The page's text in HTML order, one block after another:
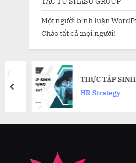
Một người bình luận
Chào tất cả mọi người!
THỰC TẬP SINH
HR Strategy
prev